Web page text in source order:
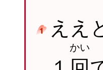
ええ
かい